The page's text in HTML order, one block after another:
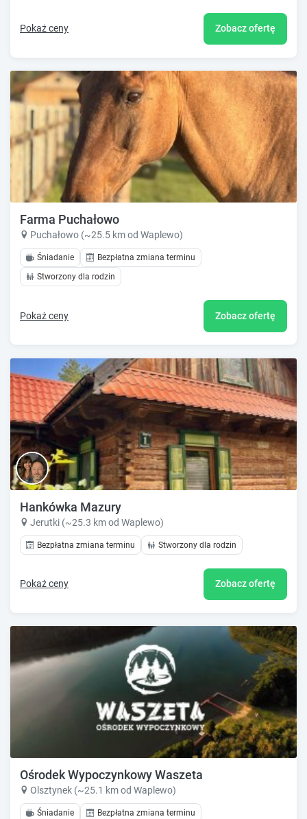
Pokaż ceny Zobacz ofertę
Farma Puchałowo
Puchałowo (~25.5 km od Waplewo)
Śniadanie
Bezpłatna zmiana terminu
Stworzony dla rodzin
Pokaż ceny Zobacz ofertę
Hankówka Mazury
Jerutki (~25.3 km od Waplewo)
Bezpłatna zmiana terminu Stworzony dla rodzin
Pokaż ceny Zobacz ofertę
Ośrodek Wypoczynkowy Waszeta
Olsztynek (~25.1 km od Waplewo)
Śniadanie
Bezpłatna zmiana terminu